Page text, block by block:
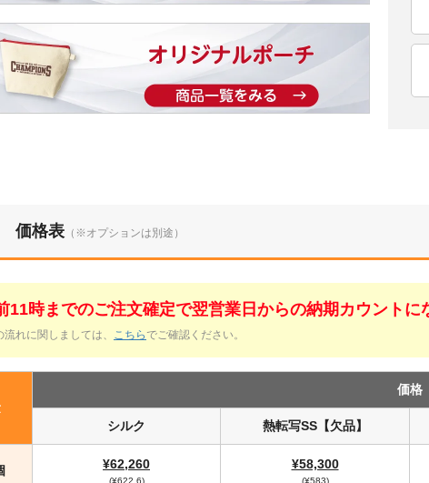
価格表 （※オプションは別途）
11時までのご注文確定で翌営業日からの納期カウントに
流れに関しましては、 こちら でご確認ください。
価格
シルク 熱転写SS【欠品】
¥62,260
(¥622.6)
¥58,300
(¥583)